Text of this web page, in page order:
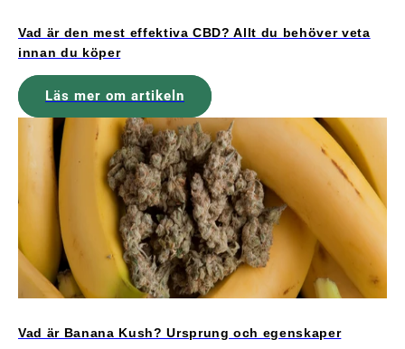
Vad är den mest effektiva CBD? Allt du behöver veta
innan du köper
Läs mer om artikeln
Vad är Banana Kush? Ursprung och egenskaper